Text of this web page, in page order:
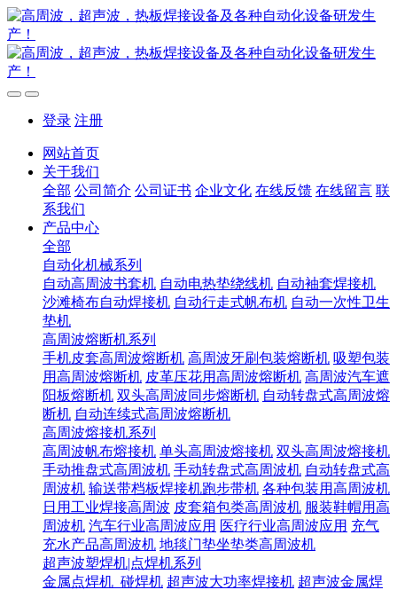
登录 注册
网站首页
关于我们
全部 公司简介 公司证书 企业文化 在线反馈 在线留言 联
系我们
产品中心
全部
自动化机械系列
自动高周波书套机 自动电热垫绕线机 自动袖套焊接机
沙滩椅布自动焊接机 自动行走式帆布机 自动一次性卫生
垫机
高周波熔断机系列
手机皮套高周波熔断机 高周波牙刷包装熔断机 吸塑包装
用高周波熔断机 皮革压花用高周波熔断机 高周波汽车遮
阳板熔断机 双头高周波同步熔断机 自动转盘式高周波熔
断机 自动连续式高周波熔断机
高周波熔接机系列
高周波帆布熔接机 单头高周波熔接机 双头高周波熔接机
手动推盘式高周波机 手动转盘式高周波机 自动转盘式高
周波机 输送带档板焊接机跑步带机 各种包装用高周波机
日用工业焊接高周波 皮套箱包类高周波机 服装鞋帽用高
周波机 汽车行业高周波应用 医疗行业高周波应用 充气
充水产品高周波机 地毯门垫坐垫类高周波机
超声波塑焊机|点焊机系列
金属点焊机_碰焊机 超声波大功率焊接机 超声波金属焊